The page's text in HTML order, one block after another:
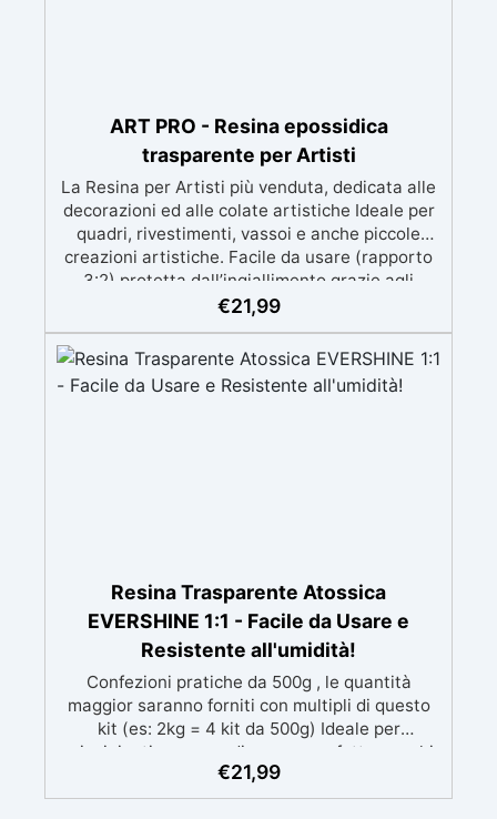
ART PRO - Resina epossidica
trasparente per Artisti
La Resina per Artisti più venduta, dedicata alle
decorazioni ed alle colate artistiche Ideale per
quadri, rivestimenti, vassoi e anche piccole
creazioni artistiche. Facile da usare (rapporto
3:2) protetta dall’ingiallimento grazie agli
speciali filtri UV Formula densa : non cola via,
in 12-24h garantendo una superficie lucida e
brillante
€21,99
Resina Trasparente Atossica
EVERSHINE 1:1 - Facile da Usare e
Resistente all'umidità!
Confezioni pratiche da 500g , le quantità
maggior saranno forniti con multipli di questo
kit (es: 2kg = 4 kit da 500g) Ideale per
principianti: a prova di errore, perfetta per chi
inizia. Sempre lucida: garantisce una finitura
brillante e uniforme in ogni condizione.
€21,99